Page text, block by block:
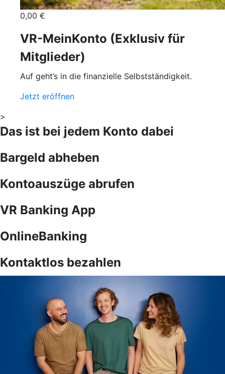
0,00 €
VR-MeinKonto (Exklusiv für
Mitglieder)
Auf geht’s in die finanzielle Selbstständigkeit.
Jetzt eröffnen
>
Das ist bei jedem Konto dabei
Bargeld abheben
Kontoauszüge abrufen
VR Banking App
OnlineBanking
Kontaktlos bezahlen